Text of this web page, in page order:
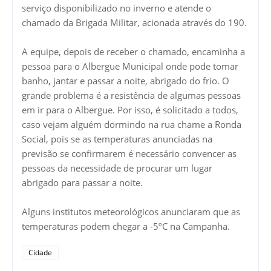
serviço disponibilizado no inverno e atende o
chamado da Brigada Militar, acionada através do 190.
A equipe, depois de receber o chamado, encaminha a
pessoa para o Albergue Municipal onde pode tomar
banho, jantar e passar a noite, abrigado do frio. O
grande problema é a resistência de algumas pessoas
em ir para o Albergue. Por isso, é solicitado a todos,
caso vejam alguém dormindo na rua chame a Ronda
Social, pois se as temperaturas anunciadas na
previsão se confirmarem é necessário convencer as
pessoas da necessidade de procurar um lugar
abrigado para passar a noite.
Alguns institutos meteorológicos anunciaram que as
temperaturas podem chegar a -5ºC na Campanha.
Cidade